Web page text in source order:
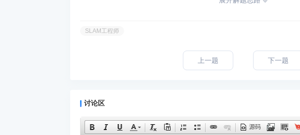
SLAM工程师
上一题 下一题
讨论区
源码